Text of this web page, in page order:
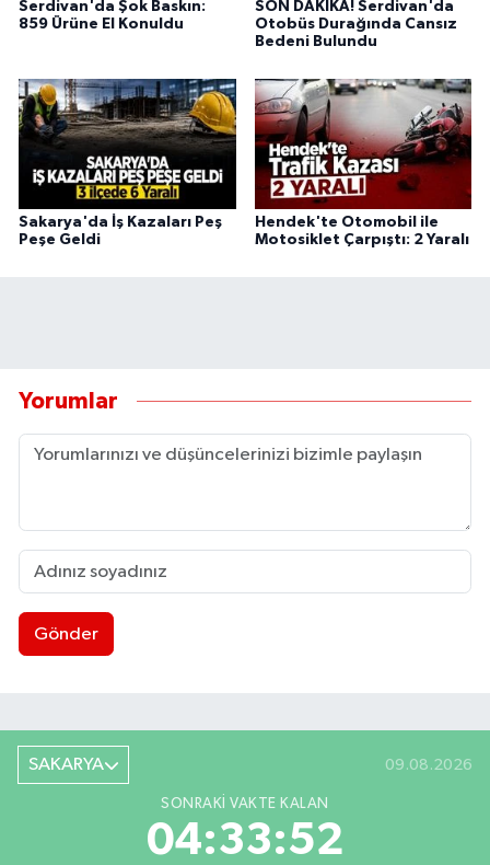
Serdivan'da Şok Baskın:
859 Ürüne El Konuldu
SON DAKİKA! Serdivan'da
Otobüs Durağında Cansız
Bedeni Bulundu
Sakarya'da İş Kazaları Peş
Peşe Geldi
Hendek'te Otomobil ile
Motosiklet Çarpıştı: 2 Yaralı
Yorumlar
Gönder
SAKARYA 09.08.2026
SONRAKI VAKTE KALAN
04:33:51